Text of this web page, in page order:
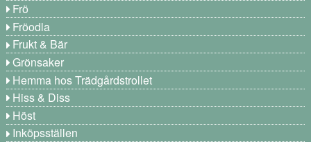
Frö
Fröodla
Frukt & Bär
Grönsaker
Hemma hos Trädgårdstrollet
Hiss & Diss
Höst
Inköpsställen